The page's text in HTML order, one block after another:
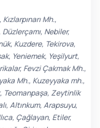
Mh.,
Nebiler,
Kuzdere, Tekirova,
Yeniemek, Yeşilyurt,
Fevzi Çakmak Mh.,
Mh., Kuzeyyaka mh.,
Teomanpaşa, Zeytinlik
Altınkum, Arapsuyu,
Çağlayan, Etiler,